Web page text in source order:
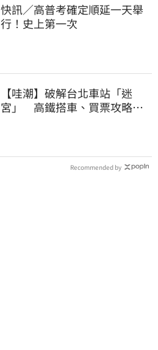
快訊／高普考確定順延一天舉
行！史上第一次
【哇潮】破解台北車站「迷
宮」 高鐵搭車、買票攻略就
Recommended by